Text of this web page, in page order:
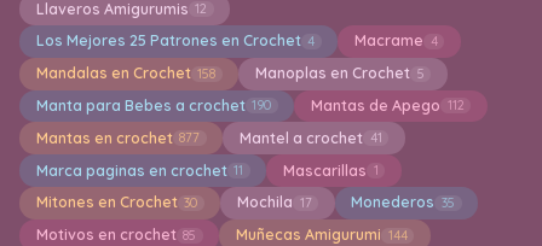
Llaveros Amigurumis 12
Los Mejores 25 Patrones en Crochet 4 Macrame 4
Mandalas en Crochet 158 Manoplas en Crochet 5
Manta para Bebes a crochet 190 Mantas de Apego 112
Mantas en crochet 877 Mantel a crochet 41
Marca paginas en crochet 11 Mascarillas 1
Mitones en Crochet 30 Mochila 17 Monederos 35
Motivos en crochet 85 Muñecas Amigurumi 144